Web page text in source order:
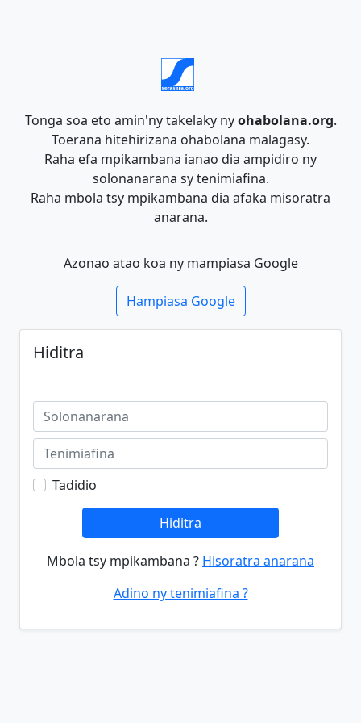
Tonga soa eto amin'ny takelaky nyohabolana.org.
Toerana hitehirizana ohabolana malagasy.
Raha efa mpikambana ianao dia ampidiro ny
solonanarana sy tenimiafina.
Raha mbola tsy mpikambana dia afaka misoratra
anarana.
Azonao atao koa ny mampiasa Google
Hampiasa Google
Hiditra
Tadidio
Hiditra
Mbola tsy mpikambana ? Hisoratra anarana
Adino ny tenimiafina ?